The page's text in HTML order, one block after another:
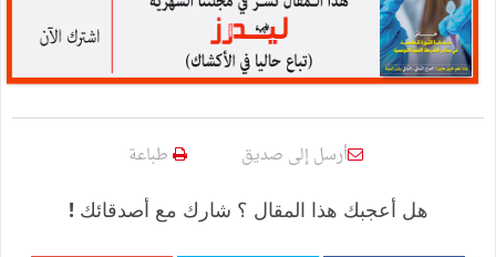
أرسل إلى صديق طباعة
هل أعجبك هذا المقال ؟ شارك مع أصدقائك !